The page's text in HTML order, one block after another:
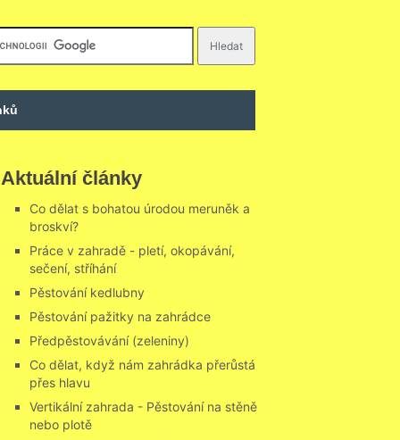
Aktuální články
Co dělat s bohatou úrodou meruněk a
broskví?
Práce v zahradě - pletí, okopávání,
sečení, stříhání
Pěstování kedlubny
Pěstování pažitky na zahrádce
Předpěstovávání (zeleniny)
Co dělat, když nám zahrádka přerůstá
přes hlavu
Vertikální zahrada - Pěstování na stěně
nebo plotě